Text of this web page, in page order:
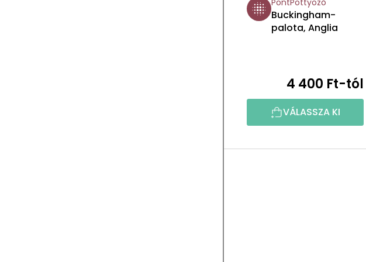
Buckingham-
palota, Anglia
4 400 Ft-tól
VÁLASSZA KI